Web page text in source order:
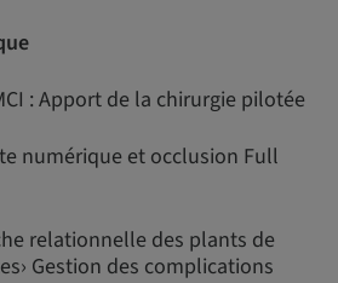
: Apport de la chirurgie pilotée
numérique et occlusion Full
relationnelle des plants de
Gestion des complications